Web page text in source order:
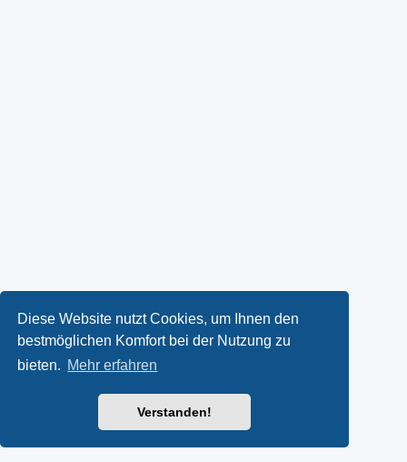
Diese Website nutzt Cookies, um Ihnen den
bestmöglichen Komfort bei der Nutzung zu
bieten. Mehr erfahren
Verstanden!